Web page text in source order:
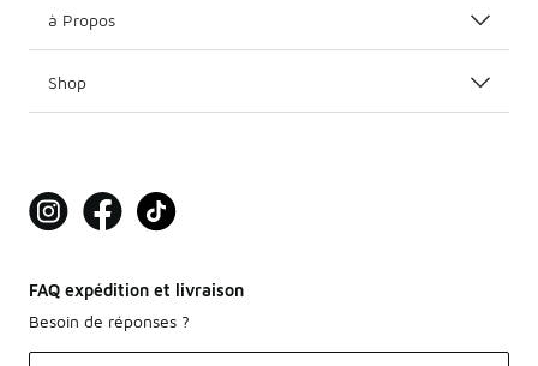
à Propos
Shop
FAQ expédition et livraison
Besoin de réponses ?